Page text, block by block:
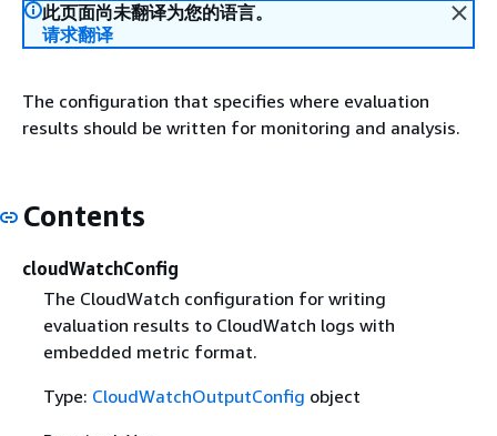
此页面尚未翻译为您的语言。
请求翻译
The configuration that specifies where evaluation
results should be written for monitoring and analysis.
Contents
cloudWatchConfig
The CloudWatch configuration for writing
evaluation results to CloudWatch logs with
embedded metric format.
Type: CloudWatchOutputConfig object